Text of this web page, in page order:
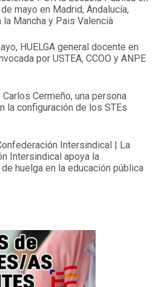
mayo en Madrid, Andalucía,
la Mancha y Pais Valencià
HUELGA general docente en
por USTEA, CCOO y ANPE
Carlos Cermeño, una persona
la configuración de los STEs
Intersindical | La
Intersindical apoya la
huelga en la educación pública